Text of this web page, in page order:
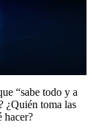
“sabe todo y a
¿Quién toma las
hacer?